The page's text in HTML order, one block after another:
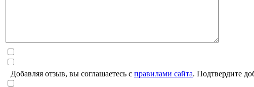
Добавляя отзыв, вы соглашаетесь с правилами сайта. Подтвердите